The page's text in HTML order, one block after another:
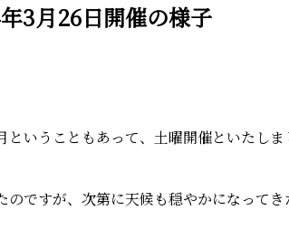
3月26日開催の様子
いうこともあって、土曜開催といたしま
ですが、次第に天候も穏やかになって